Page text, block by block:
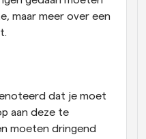
maar meer over een
dat je moet
aan deze te
moeten dringend